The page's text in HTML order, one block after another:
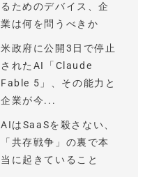
るためのデバイス、企
業は何を問うべきか
米政府に公開3日で停止
されたAI「Claude
Fable 5」、その能力と
企業が今...
AIはSaaSを殺さない、
「共存戦争」の裏で本
当に起きていること